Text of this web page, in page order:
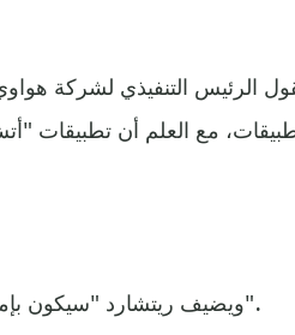
الرئيس التنفيذي لشركة
ويضيف ريتشارد "سيكون بإمكانهم جميعا تشغيل نظام التشغيل الخاص بنا في المستقبل".